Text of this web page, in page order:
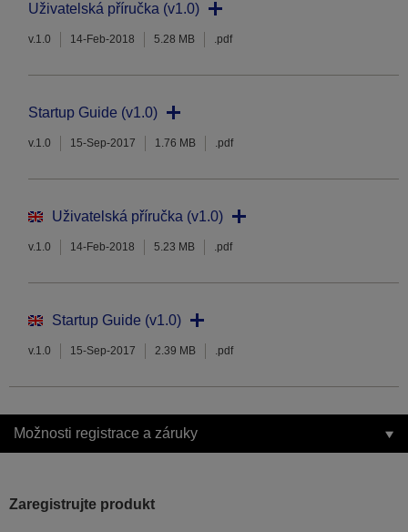
Uživatelská příručka (v1.0)
v.1.0 14-Feb-2018 5.28 MB .pdf
Startup Guide (v1.0)
v.1.0 15-Sep-2017 1.76 MB .pdf
Uživatelská příručka (v1.0)
v.1.0 14-Feb-2018 5.23 MB .pdf
Startup Guide (v1.0)
v.1.0 15-Sep-2017 2.39 MB .pdf
Možnosti registrace a záruky
Zaregistrujte produkt